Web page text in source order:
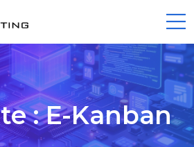
:E-Kanban